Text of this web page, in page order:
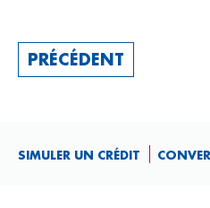
PRÉCÉDENT
SIMULER UN CRÉDIT